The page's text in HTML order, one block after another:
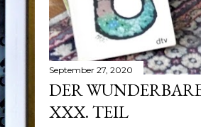
September 27, 2020
DER
XXX. TEIL